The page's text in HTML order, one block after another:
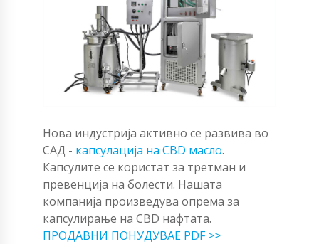
Нова индустрија активно се развива во
САД - капсулација на CBD масло.
Капсулите се користат за третман и
превенција на болести. Нашата
компанија произведува опрема за
капсулирање на CBD нафтата.
ПРОДАВНИ ПОНУДУВАЕ PDF >>